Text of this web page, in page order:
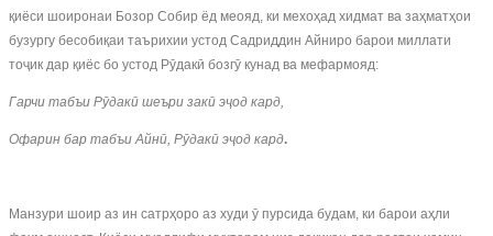
қиёси шоиронаи Бозор Собир ёд меояд, ки мехоҳад хидмат ва заҳматҳои
бузургу бесобиқаи таърихии устод Садриддин Айниро барои миллати
тоҷик дар қиёс бо устод Рӯдакӣ бозгӯ кунад ва мефармояд:
Гарчи табъи Рӯдакӣ шеъри закӣ эҷод кард,
Офарин бар табъи Айнӣ, Рӯдакӣ эҷод кард.
Манзури шоир аз ин сатрҳоро аз худи ӯ пурсида будам, ки барои аҳли